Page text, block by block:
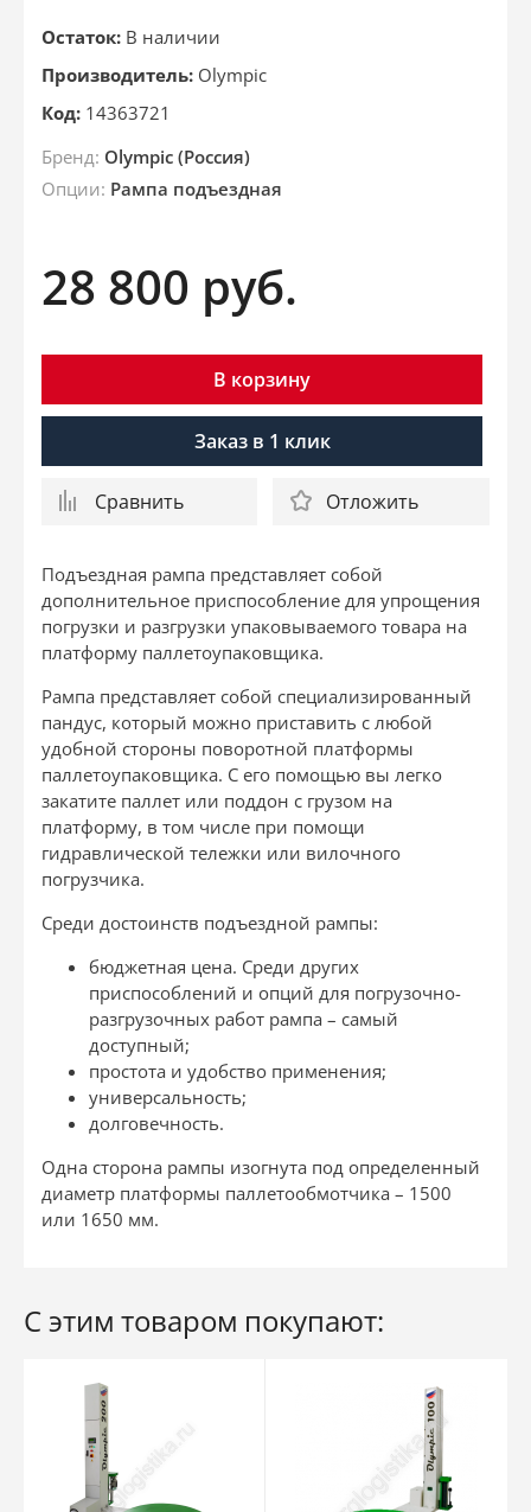
Остаток: В наличии
Производитель: Olympic
Код: 14363721
Бренд: Olympic (Россия)
Опции: Рампа подъездная
28 800 руб.
В корзину
Заказ в 1 клик
Сравнить Отложить
Подъездная рампа представляет собой
дополнительное приспособление для упрощения
погрузки и разгрузки упаковываемого товара на
платформу паллетоупаковщика.
Рампа представляет собой специализированный
пандус, который можно приставить с любой
удобной стороны поворотной платформы
паллетоупаковщика. С его помощью вы легко
закатите паллет или поддон с грузом на
платформу, в том числе при помощи
гидравлической тележки или вилочного
погрузчика.
Среди достоинств подъездной рампы:
бюджетная цена. Среди других
приспособлений и опций для погрузочно-
разгрузочных работ рампа – самый
доступный;
простота и удобство применения;
универсальность;
долговечность.
Одна сторона рампы изогнута под определенный
диаметр платформы паллетообмотчика – 1500
или 1650 мм.
С этим товаром покупают: